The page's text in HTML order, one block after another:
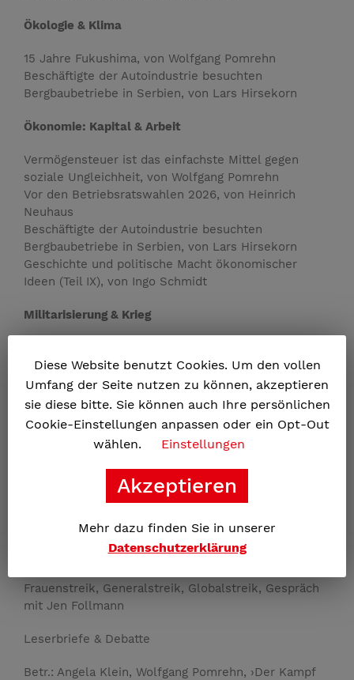
Ökologie & Klima
15 Jahre Fukushima, von Wolfgang Pomrehn
Beschäftigte der Autoindustrie besuchten
Bergbaubetriebe in Serbien, von Lars Hirsekorn
Ökonomie: Kapital & Arbeit
Vermögensteuer ist das einfachste Mittel gegen
soziale ­Ungleichheit, von Wolfgang Pomrehn
Vor den Betriebsratswahlen 2026, von Heinrich
Neuhaus
Beschäftigte der Autoindustrie besuchten
Bergbaubetriebe in Serbien, von Lars Hirsekorn
Geschichte und politische Macht ökonomischer
Ideen (Teil IX), von Ingo Schmidt
Militarisierung & Krieg
Gespräch mit Peter Franke
Münchner Sicherheitskonferenz, von Angela Klein
Der Aufruf 70+ gegen Militarisierung und
Kriegsdienst, von Albrecht Kieser
Antikriegsbewegung: beim Schulstreik geht es nicht
nur um Entscheidungsfreiheit, von Musa Kaplan
›Operationsplan Deutschland‹ und die schleichende
­Militarisierung unserer Gesellschaft, von Claudia
Merz will die Bombe, von Wolfgang Pomrehn
Patriarchat & Frauenrechte
Frauenstreik, Generalstreik, Globalstreik, Gespräch
mit Jen Follmann
Leserbriefe & Debatte
Betr.: Angela Klein, Wolfgang Pomrehn, ›Der Kampf
Diese Website benutzt Cookies. Um den vollen
Umfang der Seite nutzen zu können, akzeptieren
sie diese bitte. Sie können auch Ihre persönlichen
Cookie-Einstellungen anpassen oder ein Opt-Out
wählen.
Einstellungen
Akzeptieren
Mehr dazu finden Sie in unserer
Datenschutzerklärung